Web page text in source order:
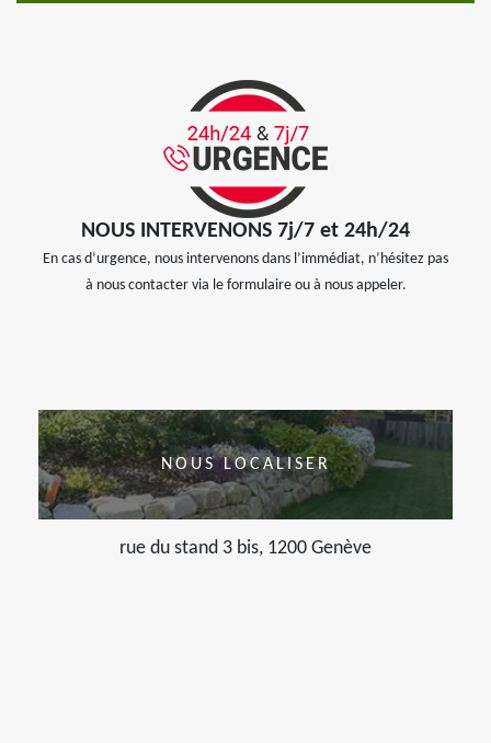
NOUS INTERVENONS 7j/7 et 24h/24
En cas d’urgence, nous intervenons dans l’immédiat, n’hésitez pas
à nous contacter via le formulaire ou à nous appeler.
NOUS LOCALISER
rue du stand 3 bis, 1200 Genève